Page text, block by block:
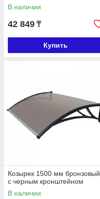
В наличии
42 849 ₸
Купить
Козырек 1500 мм бронзовый
с черным кронштейном
В наличии